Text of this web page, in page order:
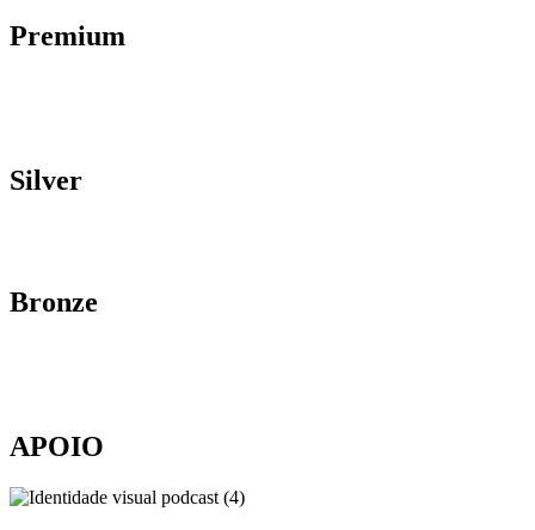
Premium
Silver
Bronze
APOIO